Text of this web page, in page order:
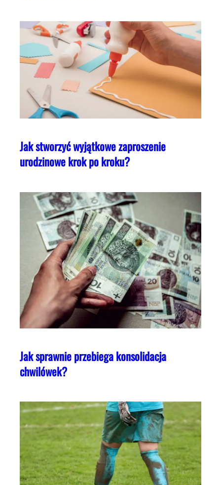
Jak stworzyć wyjątkowe zaproszenie
urodzinowe krok po kroku?
Jak sprawnie przebiega konsolidacja
chwilówek?